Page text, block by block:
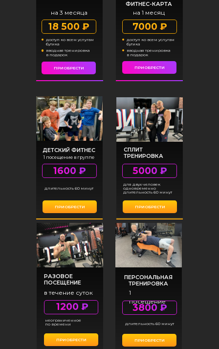
1 посещение
на 3 месяца
доступ ко всем услугам
бутика
вводная тренировка
в подарок
ПЕРСОНАЛЬНАЯ
ТРЕНИРОВКА
1
посещение
ПРИОБРЕСТИ
длительность 60 минут
ПРИОБРЕСТИ
3800 ₽
доступ ко всем услугам
бутика
18 500 ₽
вводная тренировка
в подарок
ФИТНЕС-КАРТА
ДЕТСКИЙ ФИТНЕС
1 посещение в группе
длительность 60 минут
на 1 месяц
1600 ₽
СПЛИТ
ТРЕНИРОВКА
ПРИОБРЕСТИ
для двух человек
одновременно
длительность 60 минут
ПРИОБРЕСТИ
7000 ₽
РАЗОВОЕ
ПОСЕЩЕНИЕ
неограниченное
по времени
в течение суток
ПРИОБРЕСТИ
1200 ₽
5000 ₽
ПРИОБРЕСТИ